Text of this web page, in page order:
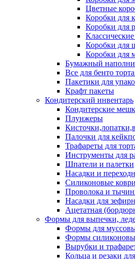
Цветные
Коробки для
Коробки для
Коробки для
Коробки для
Бумажный
Все для бенто
Пакетики для
Крафт пакеты
Кондитерский инвентарь
Кондитерские
Плунжеры
Палочки для
Трафареты для
Инструменты для
Шпатели и палетки
Насадки и
Силиконовые
Проволока и
Насадки для
Ацетатная
Формы для выпечки,
Формы для
Формы
Вырубки и
Кольца и резаки